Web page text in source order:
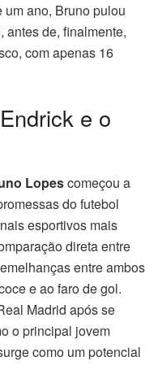
ano, Bruno pulou
antes de, finalmente,
com apenas 16
e o
Lopescomeçou a
do futebol
esportivos mais
direta entre
entre ambos
e ao faro de gol.
Madrid após se
o principal jovem
como um potencial